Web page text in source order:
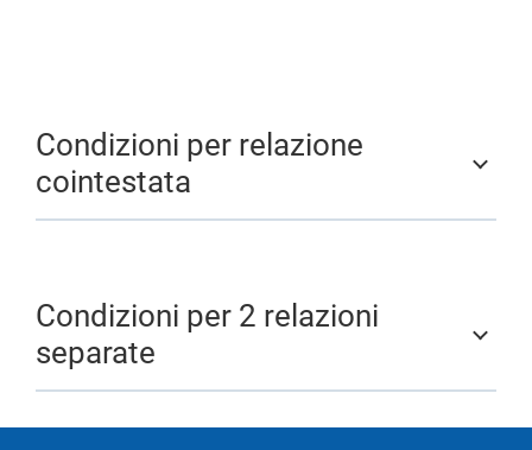
Condizioni per relazione
cointestata
Condizioni per 2 relazioni
separate